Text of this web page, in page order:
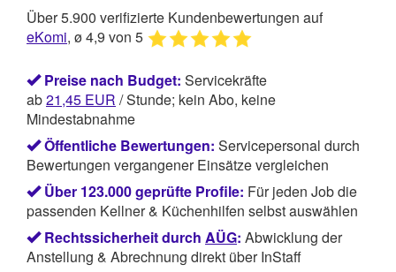
Über 5.900 verifizierte Kundenbewertungen auf
eKomi, ø 4,9 von 5
Preise nach Budget: Servicekräfte
ab21,45 EUR / Stunde; kein Abo, keine
Mindestabnahme
Öffentliche Bewertungen: Servicepersonal durch
Bewertungen vergangener Einsätze vergleichen
Über 123.000 geprüfte Profile: Für jeden Job die
passenden Kellner & Küchenhilfen selbst auswählen
Rechtssicherheit durch AÜG: Abwicklung der
Anstellung & Abrechnung direkt über InStaff